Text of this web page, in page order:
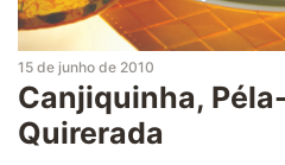
15 de junho de 2010
Canjiquinha,
Quirerada